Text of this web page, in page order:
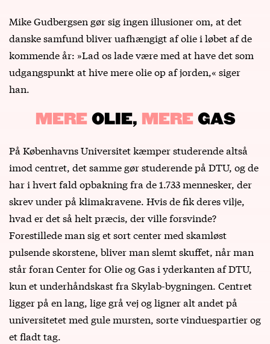
Mike Gudbergsen gør sig ingen illusioner om, at det
danske samfund bliver uafhængigt af olie i løbet af de
kommende år: »Lad os lade være med at have det som
udgangspunkt at hive mere olie op af jorden,« siger
han.
MERE OLIE, MERE GAS
På Københavns Universitet kæmper studerende altså
imod centret, det samme gør studerende på DTU, og de
har i hvert fald opbakning fra de 1.733 mennesker, der
skrev under på klimakravene. Hvis de fik deres vilje,
hvad er det så helt præcis, der ville forsvinde?
Forestillede man sig et sort center med skamløst
pulsende skorstene, bliver man slemt skuffet, når man
står foran Center for Olie og Gas i yderkanten af DTU,
kun et underhåndskast fra Skylab-bygningen. Centret
ligger på en lang, lige grå vej og ligner alt andet på
universitetet med gule mursten, sorte vinduespartier og
et fladt tag.